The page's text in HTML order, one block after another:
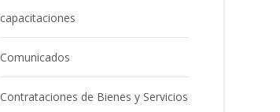
capacitaciones
Comunicados
Contrataciones de Bienes y Servicios